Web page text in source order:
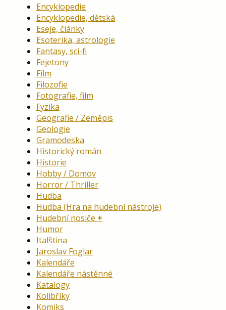
Encyklopedie
Encyklopedie, dětská
Eseje, články
Esoterika, astrologie
Fantasy, sci-fi
Fejetony
Film
Filozofie
Fotografie, film
Fyzika
Geografie / Zeměpis
Geologie
Gramodeska
Historický román
Historie
Hobby / Domov
Horror / Thriller
Hudba
Hudba (Hra na hudební nástroje)
Hudební nosiče
Humor
Italština
Jaroslav Foglar
Kalendáře
Kalendáře nástěnné
Katalogy
Kolibříky
Komiks